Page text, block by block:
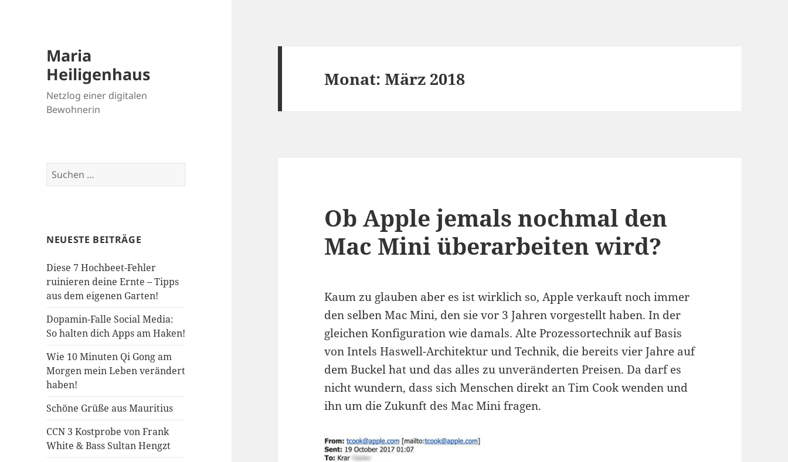
Maria
Heiligenhaus
Netzlog einer digitalen
Bewohnerin
Suchen
nach:
NEUESTE BEITRÄGE
Diese 7 Hochbeet-Fehler
ruinieren deine Ernte – Tipps
aus dem eigenen Garten!
Dopamin-Falle Social Media:
So halten dich Apps am Haken!
Wie 10 Minuten Qi Gong am
Morgen mein Leben verändert
haben!
Schöne Grüße aus Mauritius
CCN 3 Kostprobe von Frank
White & Bass Sultan Hengzt
Monat:März 2018
Ob Apple jemals nochmal den
Mac Mini überarbeiten wird?
Kaum zu glauben aber es ist wirklich so, Apple verkauft noch immer
den selben Mac Mini, den sie vor 3 Jahren vorgestellt haben. In der
gleichen Konfiguration wie damals. Alte Prozessortechnik auf Basis
von Intels Haswell-Architektur und Technik, die bereits vier Jahre auf
dem Buckel hat und das alles zu unveränderten Preisen. Da darf es
nicht wundern, dass sich Menschen direkt an Tim Cook wenden und
ihn um die Zukunft des Mac Mini fragen.